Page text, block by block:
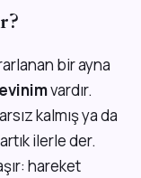
bir ayna
vardır.
kalmış ya da
ilerle der.
hareket